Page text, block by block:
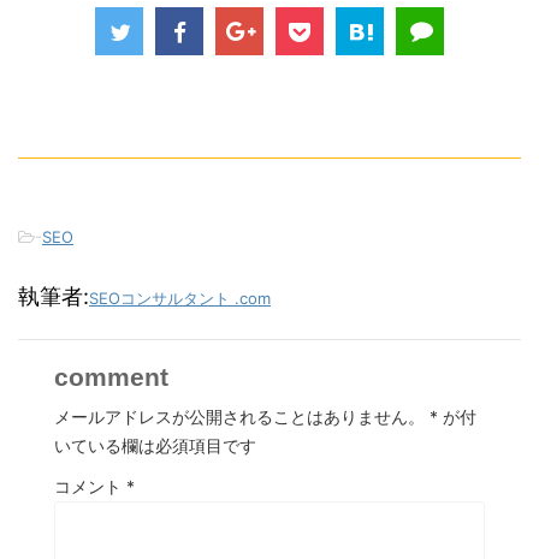
-SEO
執筆者:SEOコンサルタント .com
comment
メールアドレスが公開されることはありません。 * が付
いている欄は必須項目です
コメント *